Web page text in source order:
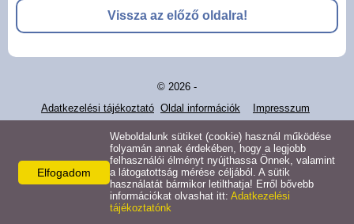
Alsórajk
EFOP-1.5.2-16-2017-00008
Vissza az előző oldalra!
© 2026 -
Adatkezelési tájékoztató Oldal információk Impresszum
Elfogadom
Weboldalunk sütiket (cookie) használ működése
folyamán annak érdekében, hogy a legjobb
felhasználói élményt nyújthassa Önnek, valamint
a látogatottság mérése céljából. A sütik
használatát bármikor letilthatja! Erről bővebb
információkat olvashat itt: Adatkezelési
tájékoztatónk